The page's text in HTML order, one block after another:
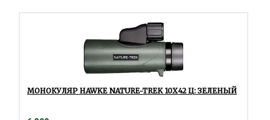
МОНОКУЛЯР HAWKE NATURE-TREK 10Х42 Ц: ЗЕЛЕНЫЙ